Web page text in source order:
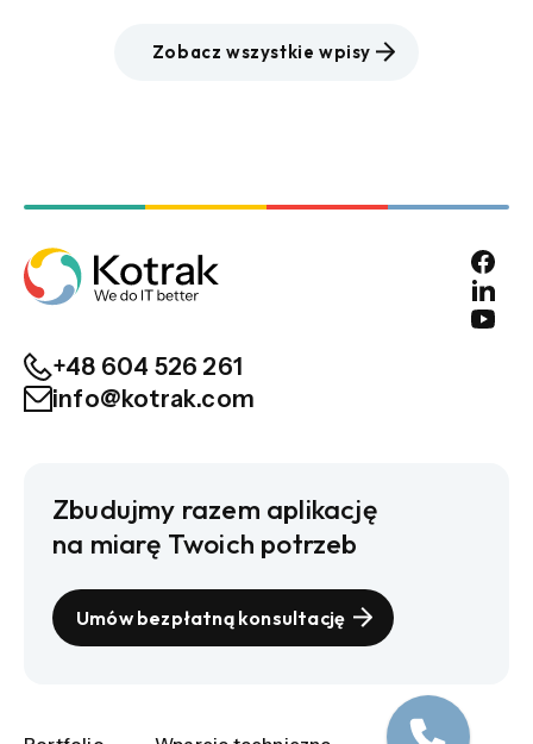
Zobacz wszystkie wpisy
+48 604 526 261
info@kotrak.com
Zbudujmy razem aplikację
na miarę Twoich potrzeb
Umów bezpłatną konsultację